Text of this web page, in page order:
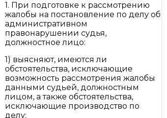
1. При подготовке к рассмотрению
жалобы на постановление по делу об
административном
правонарушении судья,
должностное лицо:
1) выясняют, имеются ли
обстоятельства, исключающие
возможность рассмотрения жалобы
данными судьей, должностным
лицом, а также обстоятельства,
исключающие производство по
делу;